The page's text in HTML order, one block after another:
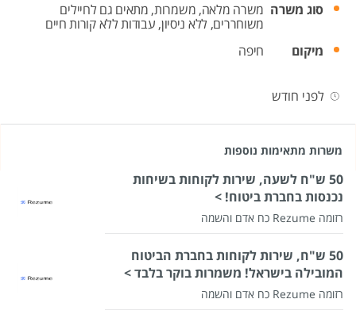
סוג משרה משרה מלאה, משמרות, מתאים גם לחיילים
משוחררים, ללא ניסיון, עבודות ללא קורות חיים
מיקום
חיפה
לפני חודש
משרות מתאימות נוספות
50 ש"ח לשעה, שירות לקוחות בשיחות
נכנסות בחברת ביטוח! >
רזומה Rezume כח אדם והשמה
50 ש"ח, שירות לקוחות בחברת הביטוח
המובילה בישראל! משמרות בוקר בלבד >
רזומה Rezume כח אדם והשמה